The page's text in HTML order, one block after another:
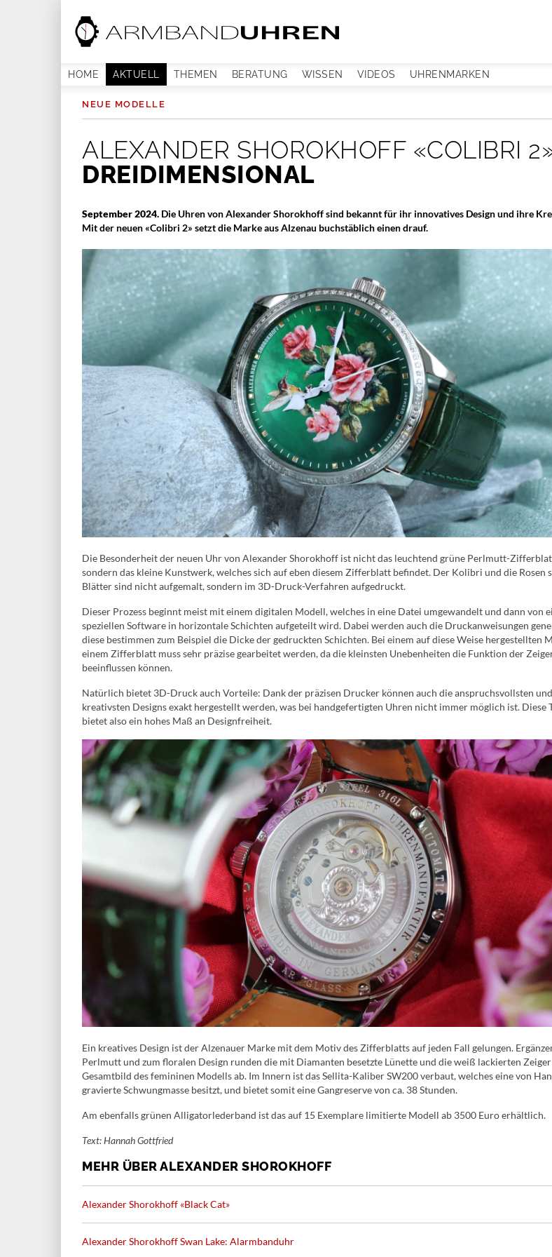
HOME AKTUELL THEMEN BERATUNG WISSEN VIDEOS UHRENMARKEN
NEUE MODELLE
ALEXANDER SHOROKHOFF «COLIBRI
DREIDIMENSIONAL
September 2024. Die Uhren von Alexander Shorokhoff sind bekannt für ihr innovatives Design und ihre
Mit der neuen «Colibri 2» setzt die Marke aus Alzenau buchstäblich einen drauf.
Die Besonderheit der neuen Uhr von Alexander Shorokhoff ist nicht das leuchtend grüne Perlmutt-
sondern das kleine Kunstwerk, welches sich auf eben diesem Zifferblatt befindet. Der Kolibri und die Rosen
Blätter sind nicht aufgemalt, sondern im 3D-Druck-Verfahren aufgedruckt.
Dieser Prozess beginnt meist mit einem digitalen Modell, welches in eine Datei umgewandelt und dann von
speziellen Software in horizontale Schichten aufgeteilt wird. Dabei werden auch die Druckanweisungen
diese bestimmen zum Beispiel die Dicke der gedruckten Schichten. Bei einem auf diese Weise hergestellten
einem Zifferblatt muss sehr präzise gearbeitet werden, da die kleinsten Unebenheiten die Funktion der
beeinflussen können.
Natürlich bietet 3D-Druck auch Vorteile: Dank der präzisen Drucker können auch die anspruchsvollsten und
kreativsten Designs exakt hergestellt werden, was bei handgefertigten Uhren nicht immer möglich ist. Diese
bietet also ein hohes Maß an Designfreiheit.
Ein kreatives Design ist der Alzenauer Marke mit dem Motiv des Zifferblatts auf jeden Fall gelungen.
Perlmutt und zum floralen Design runden die mit Diamanten besetzte Lünette und die weiß lackierten Zeiger
Gesamtbild des femininen Modells ab. Im Innern ist das Sellita-Kaliber SW200 verbaut, welches eine von
gravierte Schwungmasse besitzt, und bietet somit eine Gangreserve von ca. 38 Stunden.
Am ebenfalls grünen Alligatorlederband ist das auf 15 Exemplare limitierte Modell ab 3500 Euro erhältlich.
Text: Hannah Gottfried
MEHR ÜBER ALEXANDER SHOROKHOFF
Alexander Shorokhoff «Black Cat»
Alexander Shorokhoff Swan Lake: Alarmbanduhr